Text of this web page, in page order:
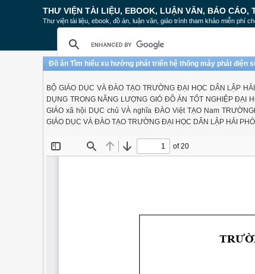
THƯ VIỆN TÀI LIỆU, EBOOK, LUẬN VĂN, BÁO CÁO,
Thư viện tài liệu, ebook, đồ án, luận văn, giáo trình tham khảo miễn phí
Đồ án Tìm hiểu xu hướng phát triển hệ thống máy phát điện
BỘ GIÁO DỤC VÀ ĐÀO TẠO TRƯỜNG ĐẠI HỌC DÂN LẬP
DỤNG TRONG NĂNG LƯỢNG GIÓ ĐỒ ÁN TỐT NGHIỆP ĐẠI
GIÁO xã hội DỤC chủ VÀ nghĩa ĐÀO Việt TẠO Nam
GIÁO DỤC VÀ ĐÀO TẠO TRƯỜNG ĐẠI HỌC DÂN LẬP HẢI